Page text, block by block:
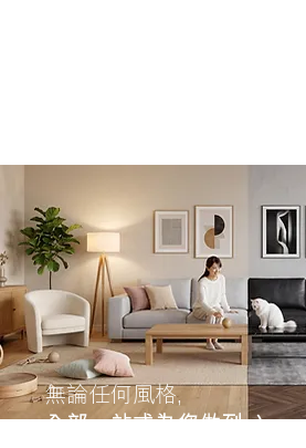
無論任何風格,
全部一站式為您做到 :)